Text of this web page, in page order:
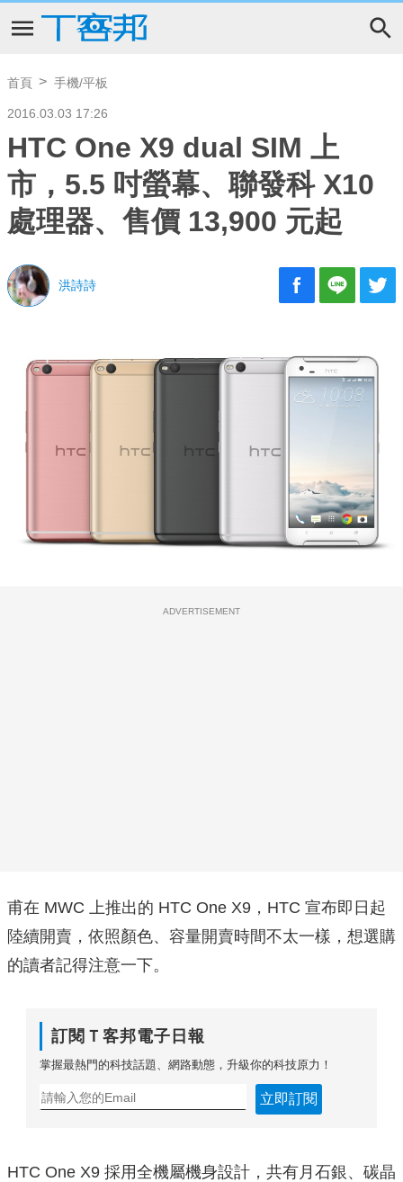
首頁 手機/平板
2016.03.03 17:26
HTC One X9 dual SIM 上
市，5.5 吋螢幕、聯發科 X10
處理器、售價 13,900 元起
洪詩詩
ADVERTISEMENT
甫在 MWC 上推出的 HTC One X9，HTC 宣布即日起
陸續開賣，依照顏色、容量開賣時間不太一樣，想選購
的讀者記得注意一下。
訂閱Ｔ客邦電子日報
掌握最熱門的科技話題、網路動態，升級你的科技原力！
立即訂閱
HTC One X9 採用全機屬機身設計，共有月石銀、碳晶